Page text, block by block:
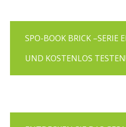
SPO-BOOK BRICK –SERIE
UND KOSTENLOS TESTEN!